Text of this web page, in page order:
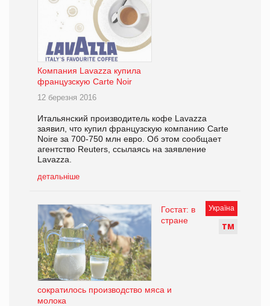
Компания Lavazza купила
французскую Carte Noir
12 березня 2016
Итальянский производитель кофе Lavazza
заявил, что купил французскую компанию Carte
Noire за 700-750 млн евро. Об этом сообщает
агентство Reuters, ссылаясь на заявление
Lavazza.
детальніше
Україна
ТМ
Гостат: в
стране
сократилось производство мяса и
молока